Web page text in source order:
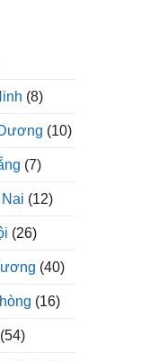
(8)
(10)
(7)
(12)
(26)
(40)
(16)
(54)